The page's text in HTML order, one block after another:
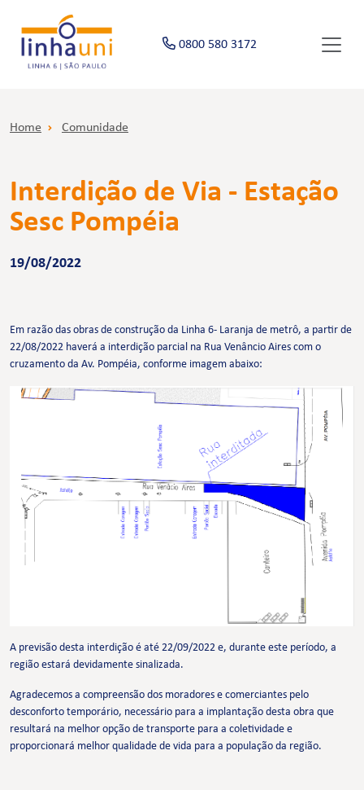
0800 580 3172
Home Comunidade
Interdição de Via - Estação
Sesc Pompéia
19/08/2022
Em razão das obras de construção da Linha 6- Laranja de metrô, a partir de
22/08/2022 haverá a interdição parcial na Rua Venâncio Aires com o
cruzamento da Av. Pompéia, conforme imagem abaixo:
A previsão desta interdição é até 22/09/2022 e, durante este período, a
região estará devidamente sinalizada.
Agradecemos a compreensão dos moradores e comerciantes pelo
desconforto temporário, necessário para a implantação desta obra que
resultará na melhor opção de transporte para a coletividade e
proporcionará melhor qualidade de vida para a população da região.